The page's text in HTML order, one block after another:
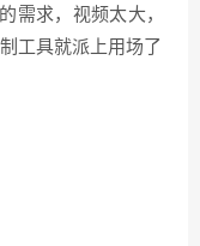
需求，视频太大，
工具就派上用场了